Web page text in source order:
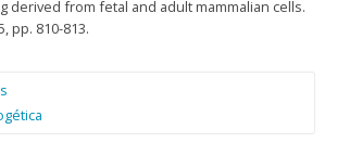
derived from fetal and adult mammalian cells.
pp. 810-813.